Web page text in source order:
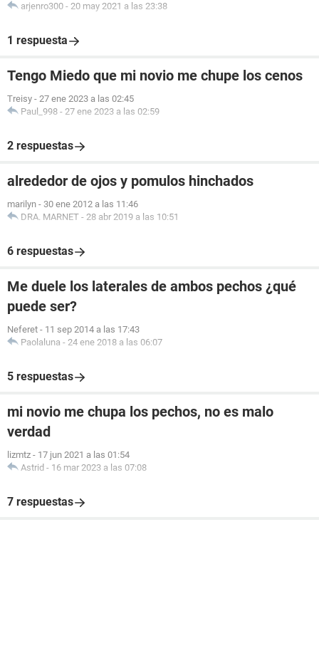
arjenro300 - 20 may 2021 a las 23:38
1 respuesta
Tengo Miedo que mi novio me chupe los cenos
Treisy - 27 ene 2023 a las 02:45
Paul_998 - 27 ene 2023 a las 02:59
2 respuestas
alrededor de ojos y pomulos hinchados
marilyn - 30 ene 2012 a las 11:46
DRA. MARNET - 28 abr 2019 a las 10:51
6 respuestas
Me duele los laterales de ambos pechos ¿qué
puede ser?
Neferet - 11 sep 2014 a las 17:43
Paolaluna - 24 ene 2018 a las 06:07
5 respuestas
mi novio me chupa los pechos, no es malo
verdad
lizmtz - 17 jun 2021 a las 01:54
Astrid - 16 mar 2023 a las 07:08
7 respuestas